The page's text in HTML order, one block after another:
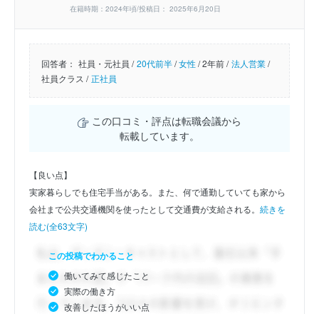
在籍時期：2024年頃/投稿日： 2025年6月20日
回答者： 社員・元社員 / 20代前半/女性/2年前 / 法人営業/
社員クラス / 正社員
この口コミ・評点は転職会議から
転載しています。
【良い点】
実家暮らしでも住宅手当がある。また、何で通勤していても家から
会社まで公共交通機関を使ったとして交通費が支給される。 続きを
読む(全63文字)
この投稿でわかること
働いてみて感じたこと
実際の働き方
改善したほうがいい点